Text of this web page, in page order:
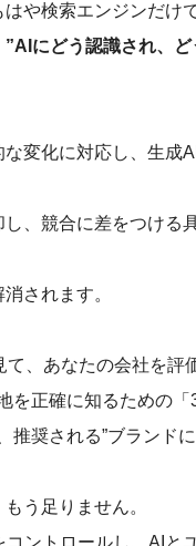
や検索エンジンだけ
にどう認識され、
変化に対応し、生成
、競合に差をつける
されます。
て、あなたの会社を評
を正確に知るための「
推奨される”ブランド
う足りません。